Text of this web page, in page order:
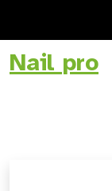
Skip
toNail pro